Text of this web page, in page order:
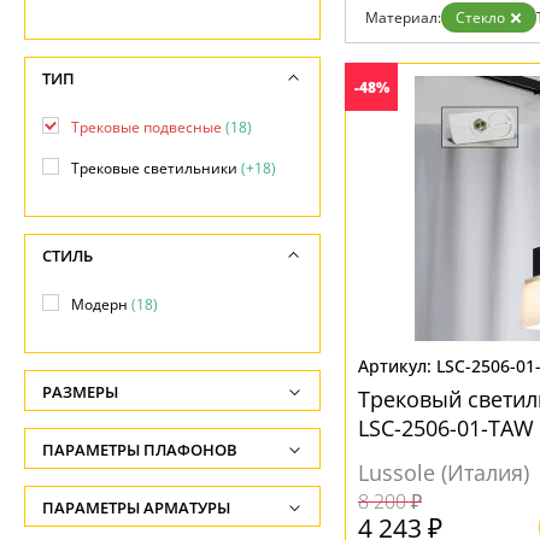
Возврат
Установка
Дизайнерам
Контакты
Современный
Хай тек
Материал: Стекло
-48%
LSC-2506-
Трековый
LSC-2506-01-TAW
Lussole (Италия)
8 200 ₽
4 243 ₽
ТИП
Трековые подвесные (18)
Трековые светильники (+18)
СТИЛЬ
Модерн (18)
РАЗМЕРЫ
Высота, см
-
Глубина, см
ПАРАМЕТРЫ ПЛАФОНОВ
ПОВЕРХНОСТЬ
ПАРАМЕТРЫ АРМАТУРЫ